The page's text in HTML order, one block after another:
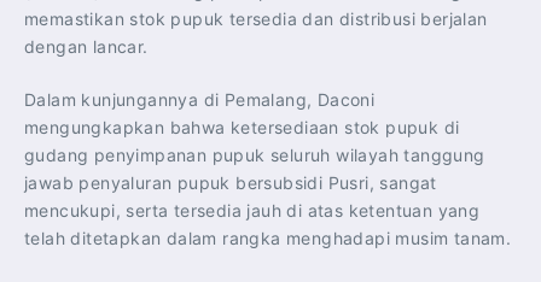
memastikan stok pupuk tersedia dan distribusi berjalan
dengan lancar.
Dalam kunjungannya di Pemalang, Daconi
mengungkapkan bahwa ketersediaan stok pupuk di
gudang penyimpanan pupuk seluruh wilayah tanggung
jawab penyaluran pupuk bersubsidi Pusri, sangat
mencukupi, serta tersedia jauh di atas ketentuan yang
telah ditetapkan dalam rangka menghadapi musim tanam.